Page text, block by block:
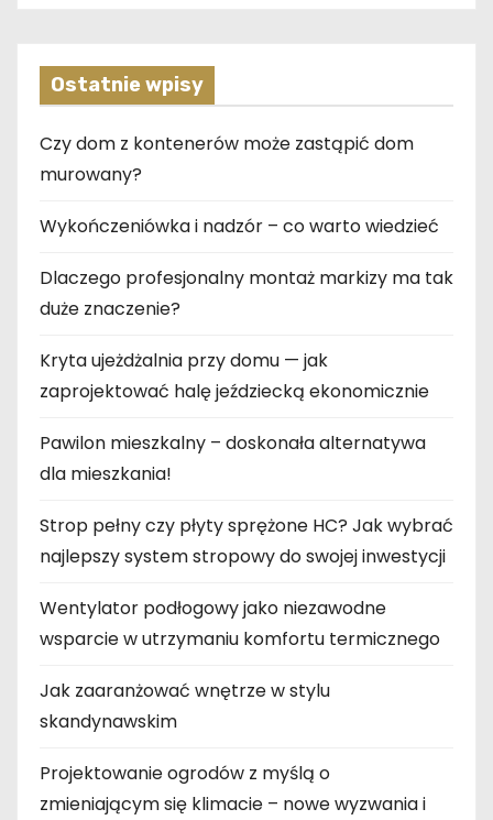
Ostatnie wpisy
Czy dom z kontenerów może zastąpić dom
murowany?
Wykończeniówka i nadzór – co warto wiedzieć
Dlaczego profesjonalny montaż markizy ma tak
duże znaczenie?
Kryta ujeżdżalnia przy domu — jak
zaprojektować halę jeździecką ekonomicznie
Pawilon mieszkalny – doskonała alternatywa
dla mieszkania!
Strop pełny czy płyty sprężone HC? Jak wybrać
najlepszy system stropowy do swojej inwestycji
Wentylator podłogowy jako niezawodne
wsparcie w utrzymaniu komfortu termicznego
Jak zaaranżować wnętrze w stylu
skandynawskim
Projektowanie ogrodów z myślą o
zmieniającym się klimacie – nowe wyzwania i